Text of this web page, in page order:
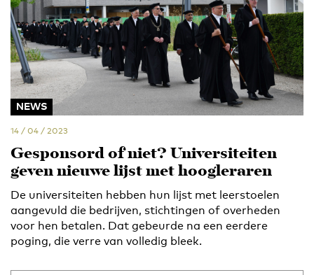
NEWS
14 / 04 / 2023
Gesponsord of niet? Universiteiten
geven nieuwe lijst met hoogleraren
De universiteiten hebben hun lijst met leerstoelen
aangevuld die bedrijven, stichtingen of overheden
voor hen betalen. Dat gebeurde na een eerdere
poging, die verre van volledig bleek.